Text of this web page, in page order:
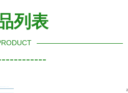
列表